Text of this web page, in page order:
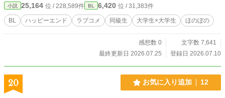
小説 25,164 位 / 228,589件 BL 6,420 位 / 31,383件
BL ハッピーエンド ラブコメ 同級生 大学生×大学生 ほのぼの
感想数 0
文字数 7,641
最終更新日 2026.07.25
登録日 2026.07.10
20 お気に入り追加 12